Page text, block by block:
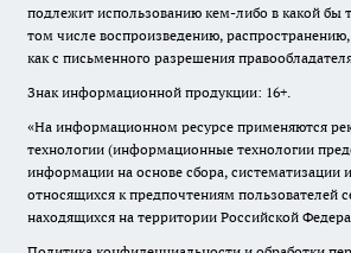
подлежит использованию кем-либо в какой бы
том числе воспроизведению,
как с письменного разрешения
Знак информационной продукции: 16+.
«На информационном ресурсе применяются
технологии (информационные технологии
информации на основе сбора, систематизации
относящихся к предпочтениям пользователей
находящихся на территории Российской